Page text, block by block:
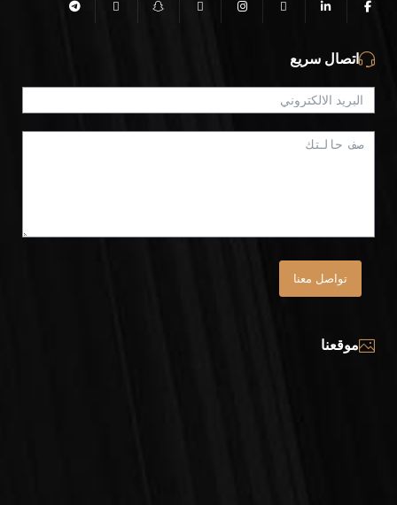
اتصال سريع
تواصل معنا
موقعنا